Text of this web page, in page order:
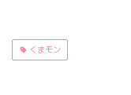
くまモン